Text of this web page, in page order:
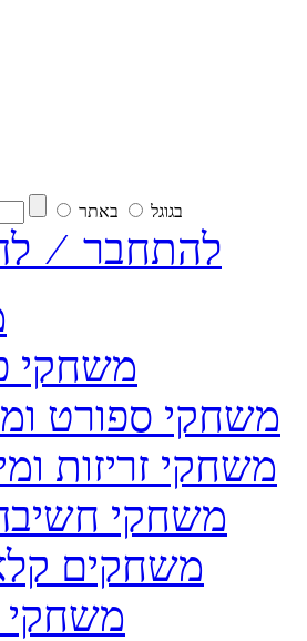
בגוגל באתר
להתחבר ⁄
משחקי
משחקי ספורט
משחקי זריזות
משחקי
משחקים
משחקי